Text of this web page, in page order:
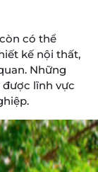
có thể
kế nội thất,
Những
lĩnh vực